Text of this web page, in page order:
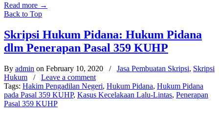
Read more →
Back to Top
Skripsi Hukum Pidana: Hukum Pidana
dlm Penerapan Pasal 359 KUHP
By admin on February 10, 2020 / Jasa Pembuatan Skripsi, Skripsi
Hukum
/ Leave a comment
Tags: Hakim Pengadilan Negeri, Hukum Pidana, Hukum Pidana
pada Pasal 359 KUHP, Kasus Kecelakaan Lalu-Lintas, Penerapan
Pasal 359 KUHP